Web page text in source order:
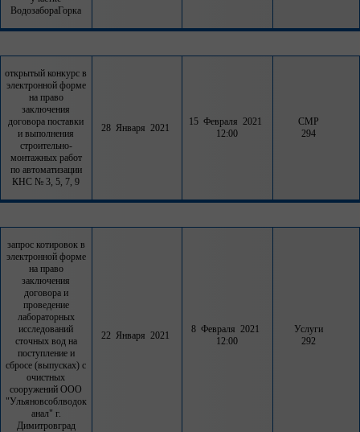
ВодозабораГорка
открытый конкурс в
электронной форме
на право
заключения
договора поставки
и выполнения
строительно-
монтажных работ
по автоматизации
КНС № 3, 5, 7, 9
28 Января 2021
15 Февраля 2021
12:00
СМР
294
запрос котировок в
электронной форме
на право
заключения
договора и
проведение
лабораторных
исследований
сточных вод на
поступление и
сбросе (выпусках) с
очистных
сооружений ООО
"Ульяновсоблводок
анал" г.
Димитровград
22 Января 2021
8 Февраля 2021
12:00
Услуги
292